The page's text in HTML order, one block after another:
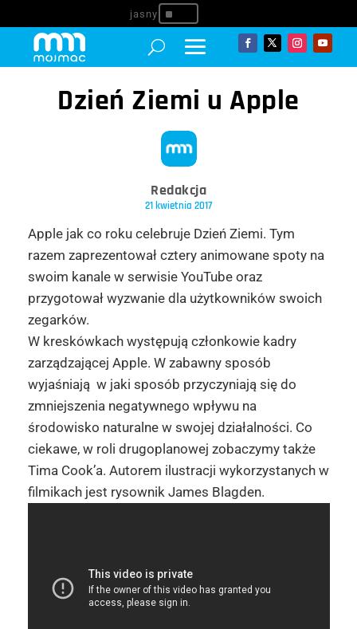
^
Dzień Ziemi u Apple
Redakcja
21 kwietnia 2017
Apple jak co roku celebruje Dzień Ziemi. Tym
razem zaprezentował cztery animowane spoty na
swoim kanale w serwisie YouTube oraz
przygotował wyzwanie dla użytkowników swoich
zegarków.
W kreskówkach występują członkowie kadry
zarządzającej Apple. W zabawny sposób
wyjaśniają w jaki sposób przyczyniają się do
zmniejszenia negatywnego wpływu na
środowisko naturalne w swojej działalności. Co
ciekawe, w roli drugoplanowej zobaczymy także
Tima Cook’a. Autorem ilustracji wykorzystanych w
filmikach jest rysownik James Blagden.